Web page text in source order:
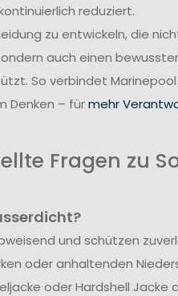
reduziert.
zu entwickeln, die
auch einen
So verbindet
Denken – fürmehr
Fragen zu
und schützen
oder anhaltenden
oder Hardshell Jacke